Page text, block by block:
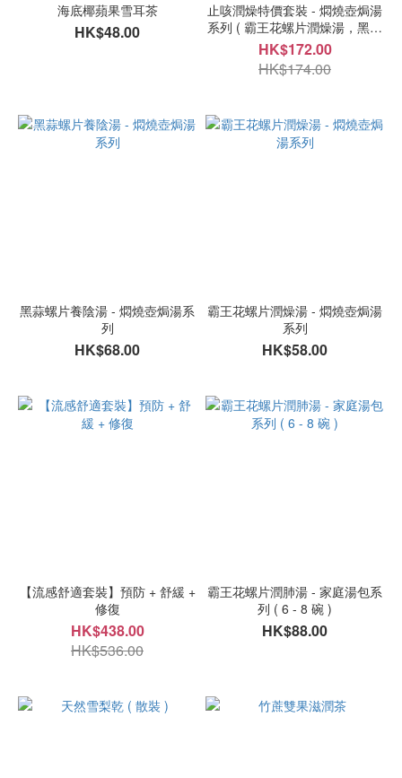
海底椰蘋果雪耳茶
HK$48.00
止咳潤燥特價套裝 - 燜燒壺焗湯
系列 ( 霸王花螺片潤燥湯，黑蒜
螺片養陰湯，無花果川貝止咳
湯)
HK$172.00
HK$174.00
黑蒜螺片養陰湯 - 燜燒壺焗湯系
列
HK$68.00
霸王花螺片潤燥湯 - 燜燒壺焗湯
系列
HK$58.00
【流感舒適套裝】預防 + 舒緩 +
修復
HK$438.00
HK$536.00
霸王花螺片潤肺湯 - 家庭湯包系
列 ( 6 - 8 碗 )
HK$88.00